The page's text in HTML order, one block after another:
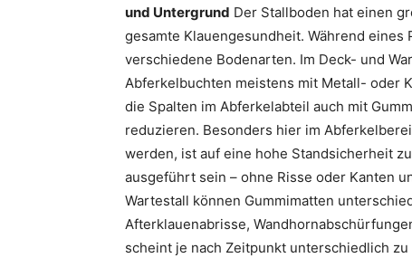
und Untergrund Der Stallboden hat einen
gesamte Klauengesundheit. Während
verschiedene Bodenarten. Im Deck- und
Abferkelbuchten meistens mit Metall- oder
die Spalten im Abferkelabteil auch mit
reduzieren. Besonders hier im
werden, ist auf eine hohe Standsicherheit
ausgeführt sein – ohne Risse oder Kanten
Wartestall können Gummimatten
Afterklauenabrisse,
scheint je nach Zeitpunkt unterschiedlich